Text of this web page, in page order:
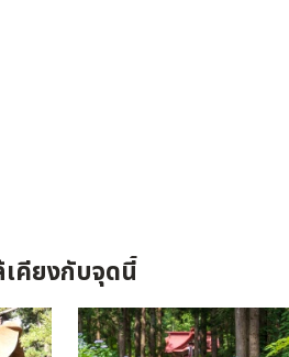
คียงกับจุดนี้